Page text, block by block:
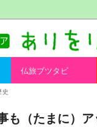
をりある
てそとへ出よう。
content
仏旅ブツタビ
史
も（たまに）